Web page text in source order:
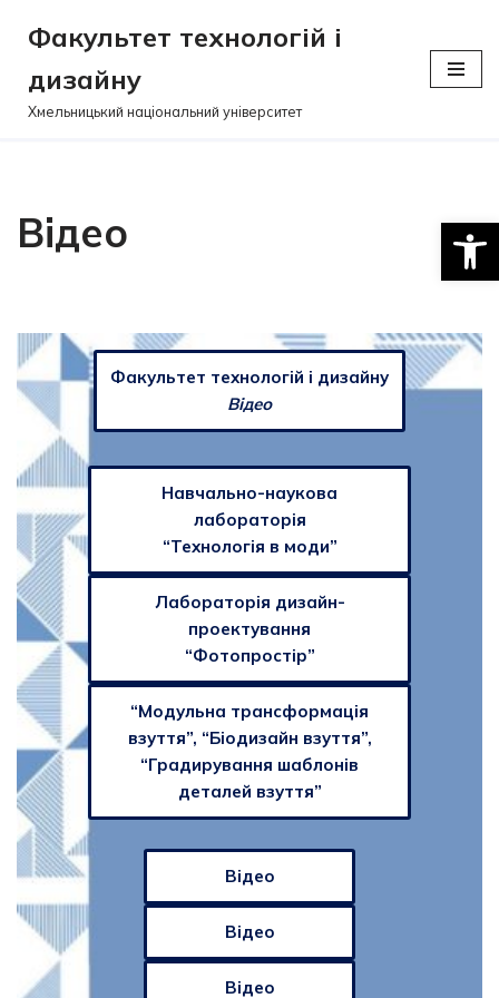
Перейти
до
вмісту
Факультет технологій і
дизайну
Хмельницький національний університет
Відео
Факультет технологій і дизайну
Відео
Навчально-наукова
лабораторія
“Технологія в моди”
Лабораторія дизайн-
проектування
“Фотопростір”
“Модульна трансформація
взуття”, “Біодизайн взуття”,
“Градирування шаблонів
деталей взуття”
Відео
Відео
Відео